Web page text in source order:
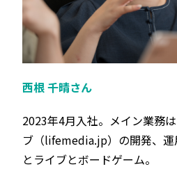
西根 千晴さん
2023年4月‬入社。メイン業務
ブ（lifemedia.jp）の開発、
とライブとボードゲーム。‬‬